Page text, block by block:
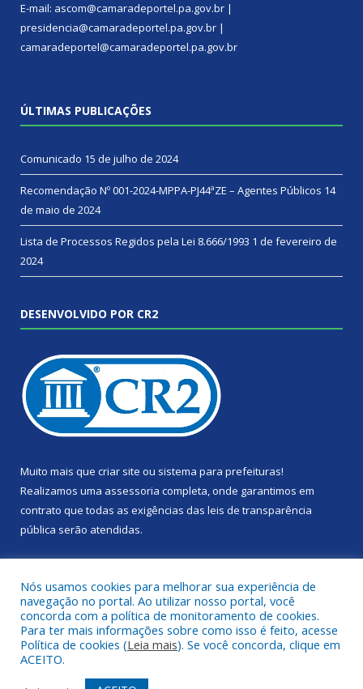
E-mail: ascom@camaradeportel.pa.gov.br |
presidencia@camaradeportel.pa.gov.br |
camaradeportel@camaradeportel.pa.gov.br
ÚLTIMAS PUBLICAÇÕES
Comunicado 15 de julho de 2024
Recomendação Nº 001-2024-MPPA-PJ44ªZE – Agentes Públicos 14
de maio de 2024
Lista de Processos Regidos pela Lei 8.666/1993 1 de fevereiro de
2024
DESENVOLVIDO POR CR2
Muito mais que criar site ou sistema para prefeituras!
Realizamos uma assessoria completa, onde garantimos em
contrato que todas as exigências das leis de transparência
pública serão atendidas.
Todos os direitos reservados a Câmara Municipal de Portel.
Nós usamos cookies para melhorar sua experiência de
navegação no portal. Ao utilizar nosso portal, você
concorda com a política de monitoramento de cookies.
Para ter mais informações sobre como isso é feito, acesse
Política de cookies (Leia mais). Se você concorda, clique em
ACEITO.